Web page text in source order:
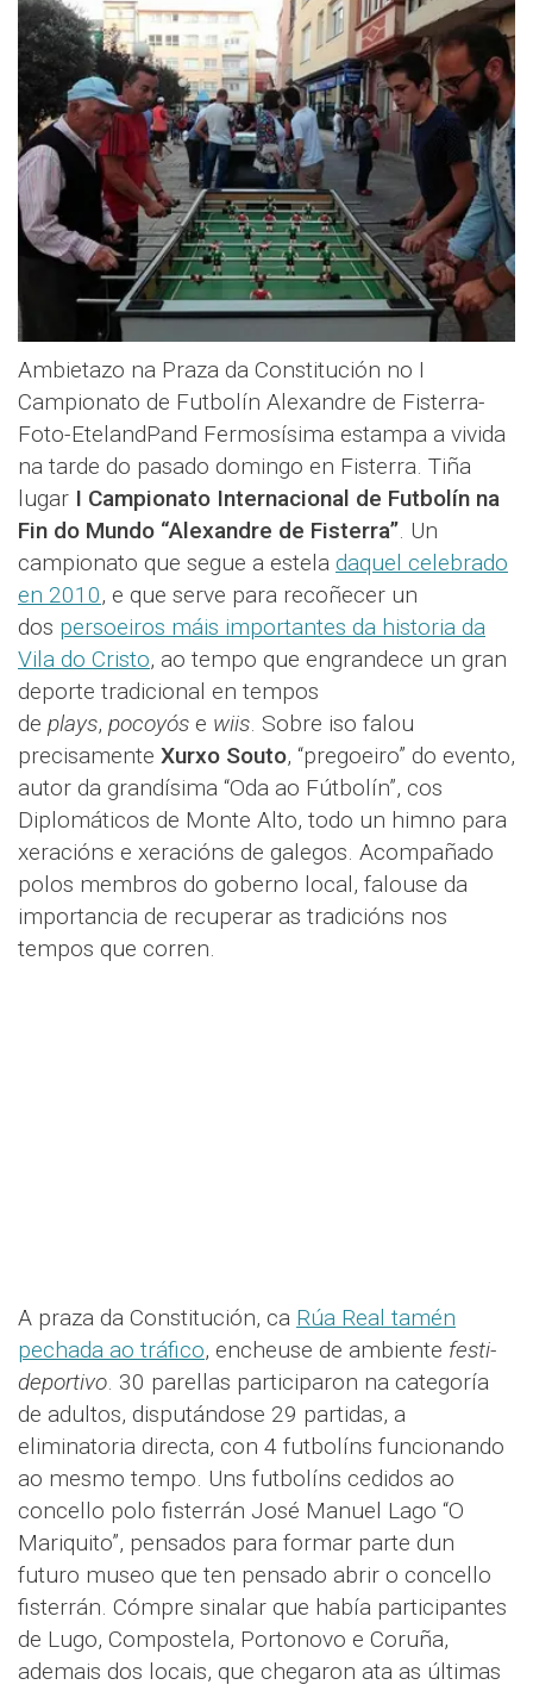
Ambietazo na Praza da Constitución no I
Campionato de Futbolín Alexandre de Fisterra-
Foto-EtelandPand Fermosísima estampa a vivida
na tarde do pasado domingo en Fisterra. Tiña
lugar I Campionato Internacional de Futbolín na
Fin do Mundo “Alexandre de Fisterra” . Un
campionato que segue a estela daquel celebrado
en 2010, e que serve para recoñecer un
dos persoeiros máis importantes da historia da
Vila do Cristo, ao tempo que engrandece un gran
deporte tradicional en tempos
de plays, pocoyós e wiis . Sobre iso falou
precisamente Xurxo Souto, “pregoeiro” do evento,
autor da grandísima “Oda ao Fútbolín”, cos
Diplomáticos de Monte Alto, todo un himno para
xeracións e xeracións de galegos. Acompañado
polos membros do goberno local, falouse da
importancia de recuperar as tradicións nos
tempos que corren.
A praza da Constitución, ca Rúa Real tamén
pechada ao tráfico, encheuse de ambiente festi-
deportivo. 30 parellas participaron na categoría
de adultos, disputándose 29 partidas, a
eliminatoria directa, con 4 futbolíns funcionando
ao mesmo tempo. Uns futbolíns cedidos ao
concello polo fisterrán José Manuel Lago “O
Mariquito”, pensados para formar parte dun
futuro museo que ten pensado abrir o concello
fisterrán. Cómpre sinalar que había participantes
de Lugo, Compostela, Portonovo e Coruña,
ademais dos locais, que chegaron ata as últimas